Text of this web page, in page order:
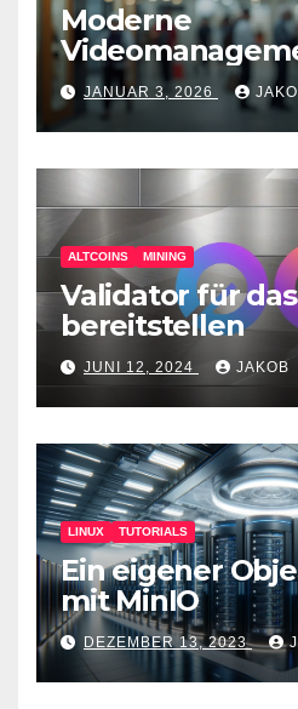
Moderne
(VMS) – mehr als
JANUAR 3, 2026
ALTCOINS MINING
Validator für
bereitstellen
JUNI 12, 2024 JAKOB
LINUX TUTORIALS
Ein eigener
mit MinIO
DEZEMBER 13, 2023